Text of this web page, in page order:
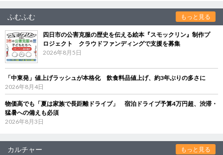
ふむふむ もっと見る
四日市の公害克服の歴史を伝える絵本『スモックリン』制作プ
ロジェクト クラウドファンディングで支援を募集
2026年8月5日
「中東発」値上げラッシュが本格化 飲食料品値上げ、約3年ぶりの多さに
2026年8月4日
物価高でも「夏は家族で長距離ドライブ」 宿泊ドライブ予算4万円超、渋滞・
猛暑への備えも必須
2026年8月3日
カルチャー もっと見る